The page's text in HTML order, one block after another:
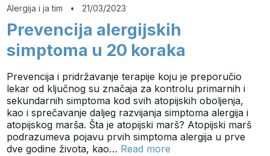
Alergija i ja tim • 21/03/2023
Prevencija alergijskih
simptoma u 20 koraka
Prevencija i pridržavanje terapije koju je preporučio
lekar od ključnog su značaja za kontrolu primarnih i
sekundarnih simptoma kod svih atopijskih oboljenja,
kao i sprečavanje daljeg razvijanja simptoma alergija i
atopijskog marša. Šta je atopijski marš? Atopijski marš
podrazumeva pojavu prvih simptoma alergija u prve
dve godine života, kao… Read more